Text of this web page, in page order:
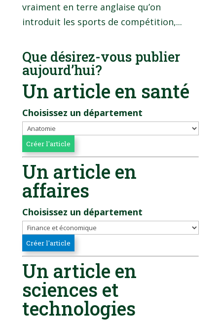
vraiment en terre anglaise qu’on
introduit les sports de compétition,...
Que désirez-vous publier
aujourd’hui?
Un article en santé
Choisissez un département
Un article en
affaires
Choisissez un département
Un article en
sciences et
technologies